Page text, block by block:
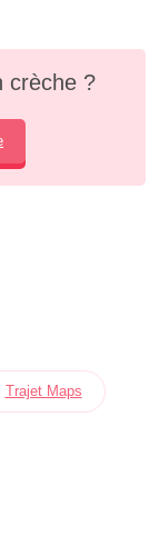
crèche ?
Trajet Maps